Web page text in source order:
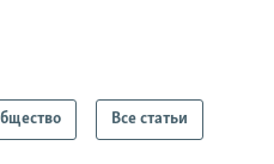
Все статьи